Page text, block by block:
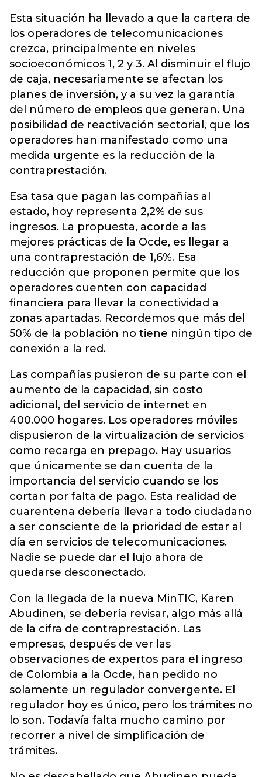
Esta situación ha llevado a que la cartera de
los operadores de telecomunicaciones
crezca, principalmente en niveles
socioeconómicos 1, 2 y 3. Al disminuir el flujo
de caja, necesariamente se afectan los
planes de inversión, y a su vez la garantía
del número de empleos que generan. Una
posibilidad de reactivación sectorial, que los
operadores han manifestado como una
medida urgente es la reducción de la
contraprestación.
Esa tasa que pagan las compañías al
estado, hoy representa 2,2% de sus
ingresos. La propuesta, acorde a las
mejores prácticas de la Ocde, es llegar a
una contraprestación de 1,6%. Esa
reducción que proponen permite que los
operadores cuenten con capacidad
financiera para llevar la conectividad a
zonas apartadas. Recordemos que más del
50% de la población no tiene ningún tipo de
conexión a la red.
Las compañías pusieron de su parte con el
aumento de la capacidad, sin costo
adicional, del servicio de internet en
400.000 hogares. Los operadores móviles
dispusieron de la virtualización de servicios
como recarga en prepago. Hay usuarios
que únicamente se dan cuenta de la
importancia del servicio cuando se los
cortan por falta de pago. Esta realidad de
cuarentena debería llevar a todo ciudadano
a ser consciente de la prioridad de estar al
día en servicios de telecomunicaciones.
Nadie se puede dar el lujo ahora de
quedarse desconectado.
Con la llegada de la nueva MinTIC, Karen
Abudinen, se debería revisar, algo más allá
de la cifra de contraprestación. Las
empresas, después de ver las
observaciones de expertos para el ingreso
de Colombia a la Ocde, han pedido no
solamente un regulador convergente. El
regulador hoy es único, pero los trámites no
lo son. Todavía falta mucho camino por
recorrer a nivel de simplificación de
trámites.